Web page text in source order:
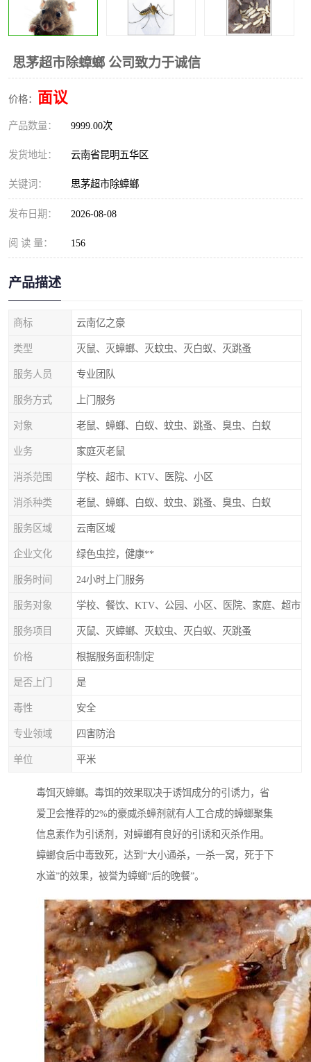
思茅超市除蟑螂 公司致力于诚信
价格： 面议
产品数量： 9999.00次
发货地址： 云南省昆明五华区
关键词： 思茅超市除蟑螂
发布日期： 2026-08-08
阅 读 量： 156
产品描述
商标 云南亿之豪
类型 灭鼠、灭蟑螂、灭蚊虫、灭白蚁、灭跳蚤
服务人员 专业团队
服务方式 上门服务
对象 老鼠、蟑螂、白蚁、蚊虫、跳蚤、臭虫、白蚁
业务 家庭灭老鼠
消杀范围 学校、超市、KTV、医院、小区
消杀种类 老鼠、蟑螂、白蚁、蚊虫、跳蚤、臭虫、白蚁
服务区域 云南区域
企业文化 绿色虫控，健康**
服务时间 24小时上门服务
服务对象 学校、餐饮、KTV、公园、小区、医院、家庭、超市
服务项目 灭鼠、灭蟑螂、灭蚊虫、灭白蚁、灭跳蚤
价格 根据服务面积制定
是否上门 是
毒性 安全
专业领域 四害防治
单位 平米
毒饵灭蟑螂。毒饵的效果取决于诱饵成分的引诱力，省
爱卫会推荐的2%的豪威杀蟑剂就有人工合成的蟑螂聚集
信息素作为引诱剂，对蟑螂有良好的引诱和灭杀作用。
蟑螂食后中毒致死，达到“大小通杀，一杀一窝，死于下
水道”的效果，被誉为蟑螂“后的晚餐”。